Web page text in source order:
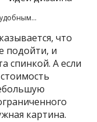
удобным…
что
подойти, и
спинкой. А если
картина.